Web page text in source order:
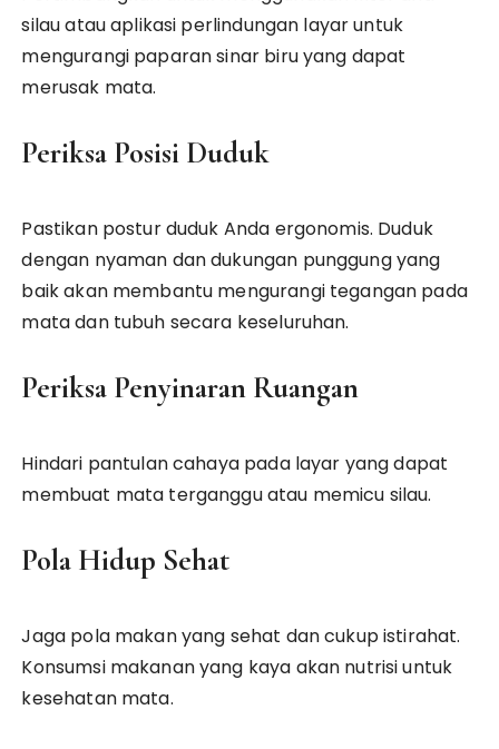
silau atau aplikasi perlindungan layar untuk
mengurangi paparan sinar biru yang dapat
merusak mata.
Periksa Posisi Duduk
Pastikan postur duduk Anda ergonomis. Duduk
dengan nyaman dan dukungan punggung yang
baik akan membantu mengurangi tegangan pada
mata dan tubuh secara keseluruhan.
Periksa Penyinaran Ruangan
Hindari pantulan cahaya pada layar yang dapat
membuat mata terganggu atau memicu silau.
Pola Hidup Sehat
Jaga pola makan yang sehat dan cukup istirahat.
Konsumsi makanan yang kaya akan nutrisi untuk
kesehatan mata.